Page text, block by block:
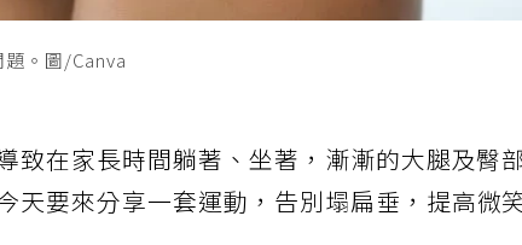
。圖/Canva
致在家長時間躺著、坐著，漸漸的大腿及臀
天要來分享一套運動，告別塌扁垂，提高微